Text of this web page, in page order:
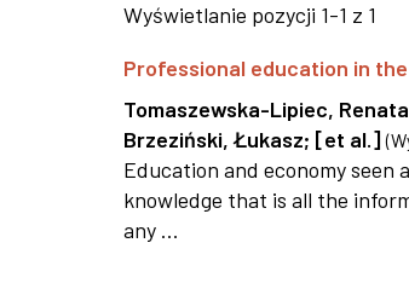
Wyświetlanie pozycji 1-1 z 1
Professional education in
Tomaszewska-Lipiec, Renata
Brzeziński, Łukasz; [et al.] (
Education and economy seen
knowledge that is all the
any ...